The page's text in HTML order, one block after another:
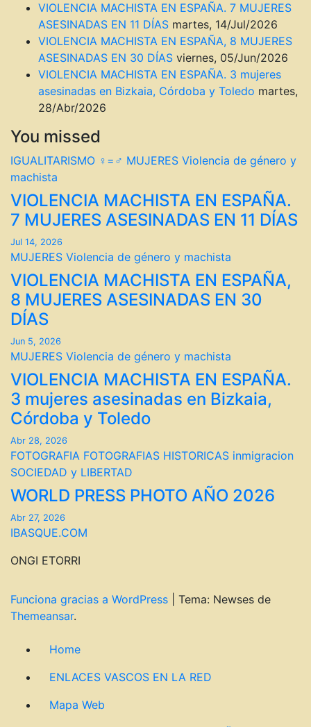
VIOLENCIA MACHISTA EN ESPAÑA. 7 MUJERES
ASESINADAS EN 11 DÍAS martes, 14/Jul/2026
VIOLENCIA MACHISTA EN ESPAÑA, 8 MUJERES
ASESINADAS EN 30 DÍAS viernes, 05/Jun/2026
VIOLENCIA MACHISTA EN ESPAÑA. 3 mujeres
asesinadas en Bizkaia, Córdoba y Toledo martes,
28/Abr/2026
You missed
IGUALITARISMO ♀=♂ MUJERES Violencia de género y
machista
VIOLENCIA MACHISTA EN ESPAÑA.
7 MUJERES ASESINADAS EN 11 DÍAS
Jul 14, 2026
MUJERES Violencia de género y machista
VIOLENCIA MACHISTA EN ESPAÑA,
8 MUJERES ASESINADAS EN 30
DÍAS
Jun 5, 2026
MUJERES Violencia de género y machista
VIOLENCIA MACHISTA EN ESPAÑA.
3 mujeres asesinadas en Bizkaia,
Córdoba y Toledo
Abr 28, 2026
FOTOGRAFIA FOTOGRAFIAS HISTORICAS inmigracion
SOCIEDAD y LIBERTAD
WORLD PRESS PHOTO AÑO 2026
Abr 27, 2026
IBASQUE.COM
ONGI ETORRI
Funciona gracias a WordPress
Tema: Newses de
Themeansar.
Home
ENLACES VASCOS EN LA RED
Mapa Web